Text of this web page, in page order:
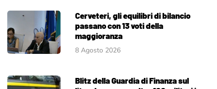
Cerveteri, gli equilibri di bilancio
passano con 13 voti della
maggioranza
8 Agosto 2026
Blitz della Guardia di Finanza sul